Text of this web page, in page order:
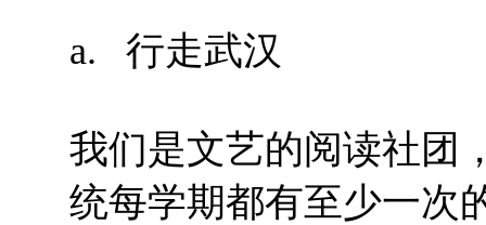
a. 行走武汉
我们是文艺的阅读社团
统每学期都有至少一次